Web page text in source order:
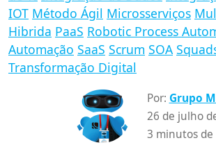
IOT Método Ágil Microsserviços
Hibrida PaaS Robotic Process
Automação SaaS Scrum SOA
Transformação Digital
Por: Grupo
26 de julho
3 minutos